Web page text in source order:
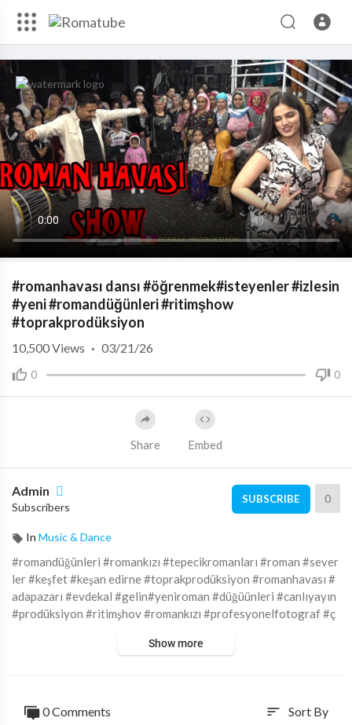
#romanhavası dansı #öğrenmek#isteyenler #izlesin
#yeni #romandüğünleri #ritimşhow
#toprakprodüksiyon
0 0
10,500Views · 03/21/26
Share Embed
Admin
Subscribers
SUBSCRIBE 0
In Music & Dance
#romandüğünleri #romankızı #tepecikromanları #roman #sever
ler #keşfet #keşan edirne #toprakprodüksiyon #romanhavası #
adapazarı #evdekal #gelin#yeniroman #düğüünleri #canlıyayın
#prodüksiyon #ritimşhov #romankızı #profesyonelfotograf #ç
ukzamanı #aşk #konsept #kınaorganizasyon #toprak prodüksiy
deo #eglenceli #videolar burada #yeni #romanstarları
Show more
0 Comments sort Sort By